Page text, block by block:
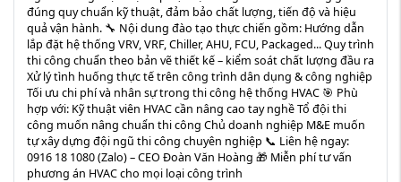
đúng quy chuẩn kỹ thuật, đảm bảo chất lượng, tiến độ và hiệu
quả vận hành. 🔧 Nội dung đào tạo thực chiến gồm: Hướng dẫn
lắp đặt hệ thống VRV, VRF, Chiller, AHU, FCU, Packaged... Quy trình
thi công chuẩn theo bản vẽ thiết kế – kiểm soát chất lượng đầu ra
Xử lý tình huống thực tế trên công trình dân dụng & công nghiệp
Tối ưu chi phí và nhân sự trong thi công hệ thống HVAC 🎯 Phù
hợp với: Kỹ thuật viên HVAC cần nâng cao tay nghề Tổ đội thi
công muốn nâng chuẩn thi công Chủ doanh nghiệp M&E muốn
tự xây dựng đội ngũ thi công chuyên nghiệp 📞 Liên hệ ngay:
0916 18 1080 (Zalo) – CEO Đoàn Văn Hoàng 🎁 Miễn phí tư vấn
phương án HVAC cho mọi loại công trình